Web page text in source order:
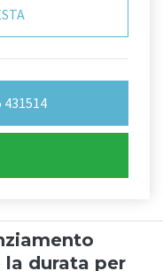
431514
durata per